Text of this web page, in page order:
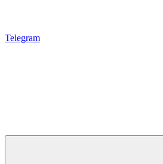
Telegram